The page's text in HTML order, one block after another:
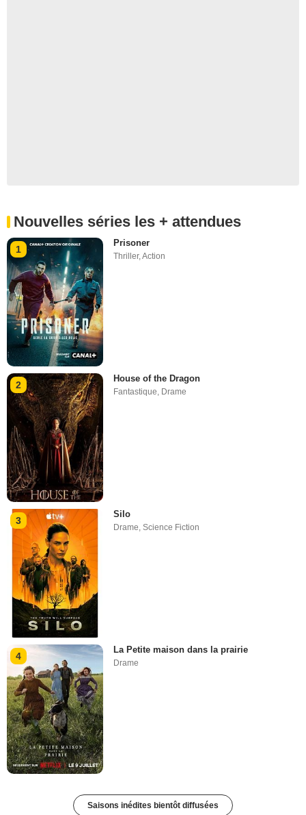
Nouvelles séries les + attendues
1
Prisoner
Thriller,Action
2
House of the Dragon
Fantastique, Drame
3
Silo
Drame,Science Fiction
4
La Petite maison dans la prairie
Drame
Saisons inédites bientôt diffusées